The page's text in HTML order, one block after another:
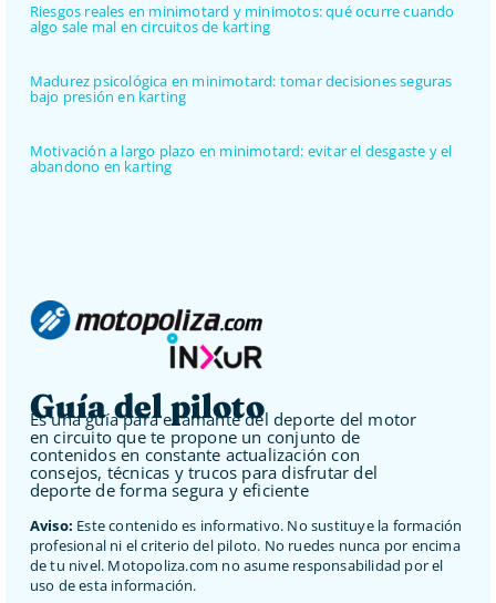
Riesgos reales en minimotard y minimotos: qué ocurre cuando
algo sale mal en circuitos de karting
Madurez psicológica en minimotard: tomar decisiones seguras
bajo presión en karting
Motivación a largo plazo en minimotard: evitar el desgaste y el
abandono en karting
Guía del piloto
Es una guía para el amante del deporte del motor
en circuito que te propone un conjunto de
contenidos en constante actualización con
consejos, técnicas y trucos para disfrutar del
deporte de forma segura y eficiente
Aviso: Este contenido es informativo. No sustituye la formación
profesional ni el criterio del piloto. No ruedes nunca por encima
de tu nivel. Motopoliza.com no asume responsabilidad por el
uso de esta información.